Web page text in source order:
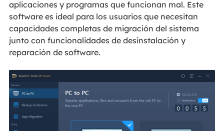
aplicaciones y programas que funcionan mal. Este
software es ideal para los usuarios que necesitan
capacidades completas de migración del sistema
junto con funcionalidades de desinstalación y
reparación de software.